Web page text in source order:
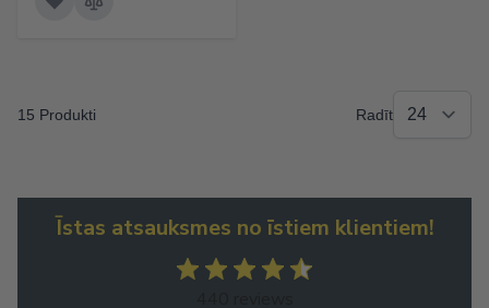
15 Produkti Radīt
Īstas atsauksmes no īstiem klientiem!